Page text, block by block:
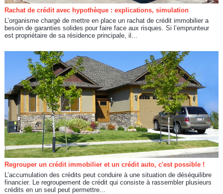
Rachat de crédit avec hypothèque : explications, simulation
L’organisme chargé de mettre en place un rachat de crédit immobilier a
besoin de garanties solides pour faire face aux risques. Si l’emprunteur
est propriétaire de sa résidence principale, il...
Regrouper un crédit immobilier et un crédit auto, c'est possible !
L’accumulation des crédits peut conduire à une situation de déséquilibre
financier. Le regroupement de crédit qui consiste à rassembler plusieurs
crédits en un seul peut permettre...